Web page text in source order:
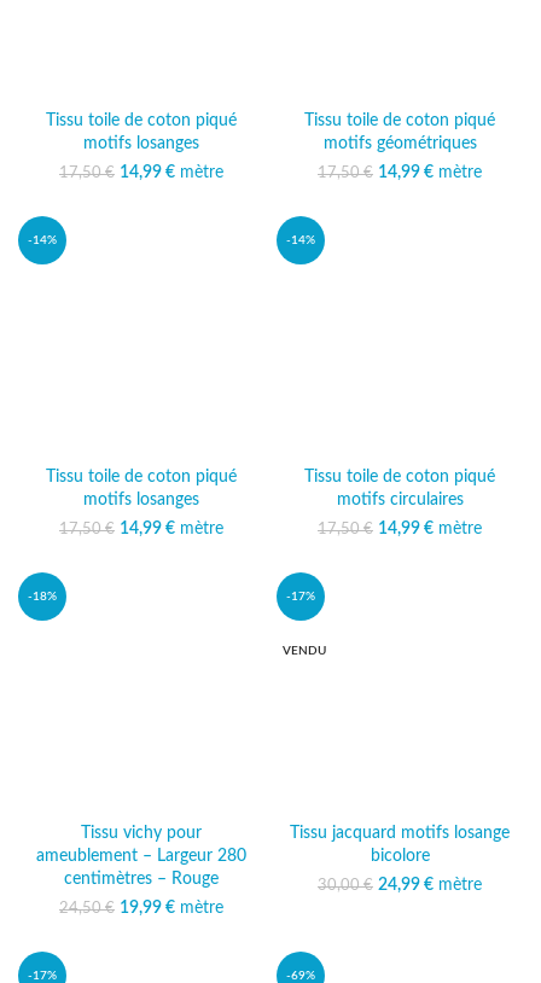
Tissu toile de coton piqué
motifs losanges
17,50€ Le prix initial était :
14,99 €
Le prix
mètre
Tissu toile de coton piqué
motifs géométriques
17,50€ Le prix initial était :
14,99 €
Le prix
mètre
-14%
Tissu toile de coton piqué
motifs losanges
17,50€ Le prix initial était :
14,99 €
Le prix
mètre
-14%
Tissu toile de coton piqué
motifs circulaires
17,50€ Le prix initial était :
14,99 €
Le prix
mètre
-18%
Tissu vichy pour
ameublement – Largeur 280
centimètres – Rouge
24,50€ Le prix initial était :
19,99 €
Le prix
mètre
-17%
VENDU
Tissu jacquard motifs losange
bicolore
30,00€ Le prix initial était :
24,99 €
Le prix
mètre
-17% -69%